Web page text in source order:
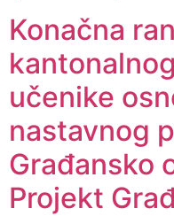
Konačna
učenike
nastavnog
Građansko
Projekt